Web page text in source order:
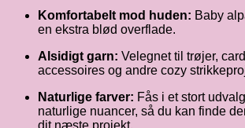
Komfortabelt mod huden: Baby
en ekstra blød overflade.
Alsidigt garn: Velegnet til trøjer,
accessoires og andre cozy
Naturlige farver: Fås i et stort
naturlige nuancer, så du kan finde